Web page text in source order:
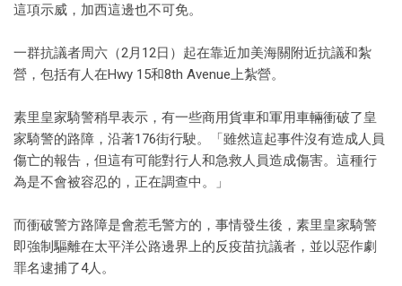
這項示威，加西這邊也不可免。
一群抗議者周六（2月12日）起在靠近加美海關附近抗議和紮
營，包括有人在Hwy 15和8th Avenue上紮營。
素里皇家騎警稍早表示，有一些商用貨車和軍用車輛衝破了皇
家騎警的路障，沿著176街行駛。「雖然這起事件沒有造成人員
傷亡的報告，但這有可能對行人和急救人員造成傷害。這種行
為是不會被容忍的，正在調查中。」
而衝破警方路障是會惹毛警方的，事情發生後，素里皇家騎警
即強制驅離在太平洋公路邊界上的反疫苗抗議者，並以惡作劇
罪名逮捕了4人。